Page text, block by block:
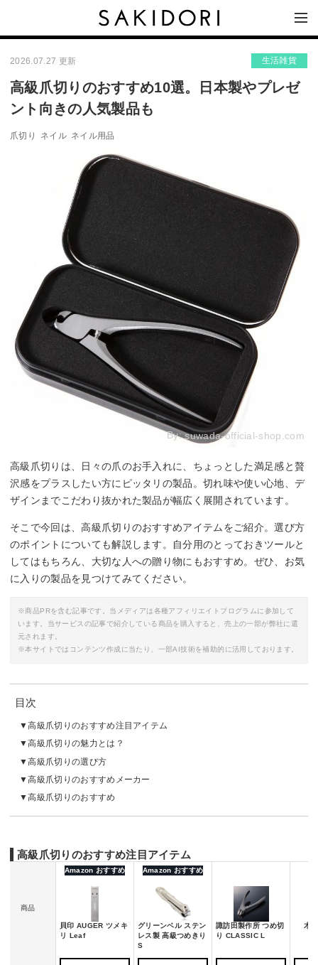
2026.07.27 更新 生活雑貨
高級爪切りのおすすめ10選。日本製やプレゼ
ント向きの人気製品も
爪切り ネイル ネイル用品
By:suwada-official-shop.com
高級爪切りは、日々の爪のお手入れに、ちょっとした満足感と贅
沢感をプラスしたい方にピッタリの製品。切れ味や使い心地、デ
ザインまでこだわり抜かれた製品が幅広く展開されています。
そこで今回は、高級爪切りのおすすめアイテムをご紹介。選び方
のポイントについても解説します。自分用のとっておきツールと
してはもちろん、大切な人への贈り物にもおすすめ。ぜひ、お気
に入りの製品を見つけてみてください。
※商品PRを含む記事です。当メディアは各種アフィリエイトプログラムに参加して
います。当サービスの記事で紹介している商品を購入すると、売上の一部が弊社に還
元されます。
※本サイトではコンテンツ作成に当たり、一部AI技術を補助的に活用しております。
目次
高級爪切りのおすすめ注目アイテム
高級爪切りの魅力とは？
高級爪切りの選び方
高級爪切りのおすすめメーカー
高級爪切りのおすすめ
高級爪切りのおすすめ注目アイテム
商品
Amazon おすすめ
貝印 AUGER ツメキ
リ Leaf
Amazon おすすめ
グリーンベル ステン
レス製 高級つめきり
S
諏訪田製作所 つめ切
り CLASSIC L
木